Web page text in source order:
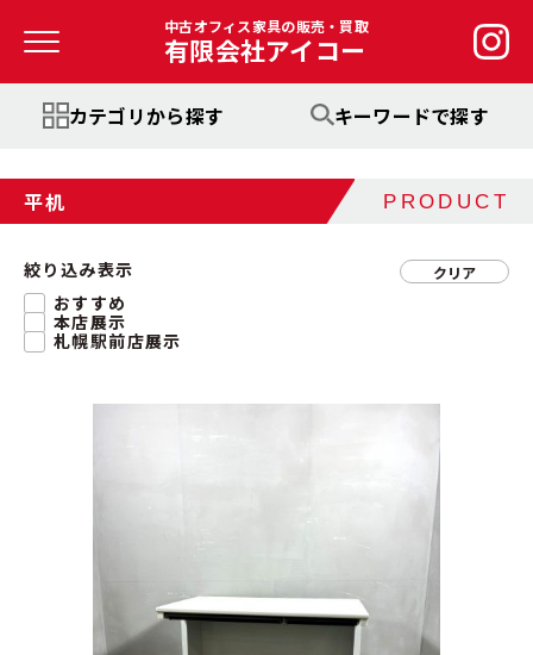
中古オフィス家具の販売・買取
有限会社アイコー
カテゴリから探す キーワードで探す
平机 PRODUCT
絞り込み表示
おすすめ
本店展示
札幌駅前店展示
クリア